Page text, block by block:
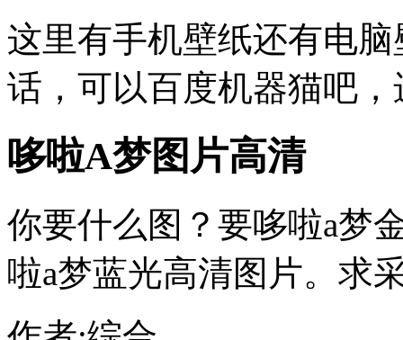
这里有手机壁纸还有电
话，可以百度机器猫吧
哆啦A梦图片高清
你要什么图？要哆啦a梦
啦a梦蓝光高清图片。求